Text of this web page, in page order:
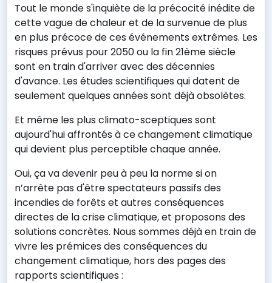
Tout le monde s'inquiète de la précocité inédite de
cette vague de chaleur et de la survenue de plus
en plus précoce de ces événements extrêmes. Les
risques prévus pour 2050 ou la fin 21ème siècle
sont en train d'arriver avec des décennies
d'avance. Les études scientifiques qui datent de
seulement quelques années sont déjà obsolètes.
Et même les plus climato-sceptiques sont
aujourd'hui affrontés à ce changement climatique
qui devient plus perceptible chaque année.
Oui, ça va devenir peu à peu la norme si on
n’arrête pas d'être spectateurs passifs des
incendies de forêts et autres conséquences
directes de la crise climatique, et proposons des
solutions concrètes. Nous sommes déjà en train de
vivre les prémices des conséquences du
changement climatique, hors des pages des
rapports scientifiques :